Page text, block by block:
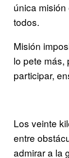
única
todos.
Misión
lo pete más,
participar,
Los veinte
entre
admirar a la